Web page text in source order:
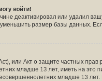
войти!
деактивировал или удалил
размер базы данных.
или Акт о защите частных
младше 13 лет, иметь на это
младше 13 лет.